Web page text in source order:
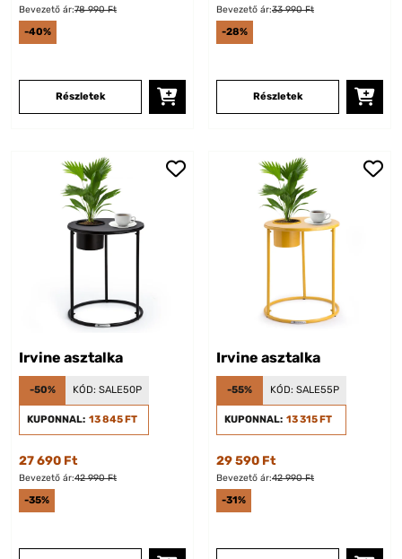
Bevezető ár:78 990 Ft
-40%
Részletek
Bevezető ár:33 990 Ft
-28%
Részletek
Irvine asztalka
-50% KÓD: SALE50P
KUPONNAL: 13 845 FT
27 690 Ft
Bevezető ár:42 990 Ft
-35%
Irvine asztalka
-55% KÓD: SALE55P
KUPONNAL: 13 315 FT
29 590 Ft
Bevezető ár:42 990 Ft
-31%